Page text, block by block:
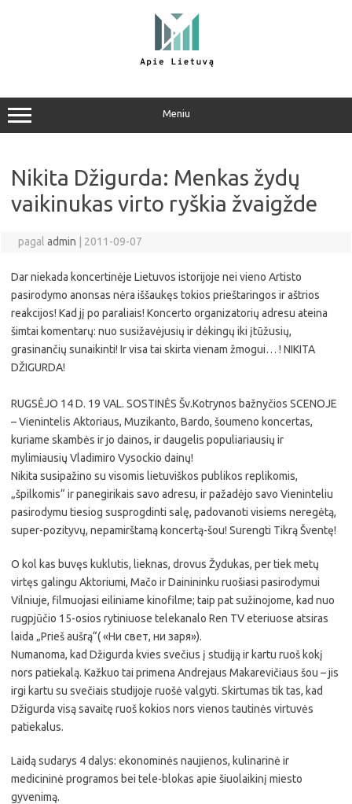
Meniu
Nikita Džigurda: Menkas žydų
vaikinukas virto ryškia žvaigžde
pagal admin 2011-09-07
Dar niekada koncertinėje Lietuvos istorijoje nei vieno Artisto
pasirodymo anonsas nėra iššaukęs tokios prieštaringos ir aštrios
reakcijos! Kad jį po paraliais! Koncerto organizatorių adresu ateina
šimtai komentarų: nuo susižavėjusių ir dėkingų iki įtūžusių,
grasinančių sunaikinti! Ir visa tai skirta vienam žmogui… ! NIKITA
DŽIGURDA!
RUGSĖJO 14 D. 19 VAL. SOSTINĖS Šv.Kotrynos bažnyčios SCENOJE
– Vienintelis Aktoriaus, Muzikanto, Bardo, šoumeno koncertas,
kuriame skambės ir jo dainos, ir daugelis populiariausių ir
mylimiausių Vladimiro Vysockio dainų!
Nikita susipažino su visomis lietuviškos publikos replikomis,
„špilkomis“ ir panegirikais savo adresu, ir pažadėjo savo Vieninteliu
pasirodymu tiesiog susprogdinti salę, padovanoti visiems neregėtą,
super-pozityvų, nepamirštamą koncertą-šou! Surengti Tikrą Šventę!
O kol kas buvęs kuklutis, lieknas, drovus Žydukas, per tiek metų
virtęs galingu Aktoriumi, Mačo ir Dainininku ruošiasi pasirodymui
Vilniuje, filmuojasi eiliniame kinofilme; taip pat sužinojome, kad nuo
rugpjūčio 15-osios rytiniuose telekanalo Ren TV eteriuose atsiras
laida „Prieš aušrą“( «Ни свет, ни заря»).
Numanoma, kad Džigurda kvies svečius į studiją ir kartu ruoš kokį
nors patiekalą. Kažkuo tai primena Andrejaus Makarevičiaus šou – jis
irgi kartu su svečiais studijoje ruošė valgyti. Skirtumas tik tas, kad
Džigurda visą savaitę ruoš kokios nors vienos tautinės virtuvės
patiekalus.
Laidą sudarys 4 dalys: ekonominės naujienos, kulinarinė ir
medicininė programos bei tele-blokas apie šiuolaikinį miesto
gyvenimą.